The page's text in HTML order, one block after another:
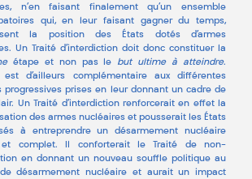
n’en faisant finalement qu’un ensemble
qui, en leur faisant gagner du temps,
la position des États dotés d’armes
Un Traité d’interdiction doit donc constituer la
étape et non pas le but ultime à atteindre.
est d’ailleurs complémentaire aux différentes
progressives prises en leur donnant un cadre de
Un Traité d’interdiction renforcerait en effet la
des armes nucléaires et pousserait les États
à entreprendre un désarmement nucléaire
complet. Il conforterait le Traité de non-
en donnant un nouveau souffle politique au
désarmement nucléaire et aurait un impact